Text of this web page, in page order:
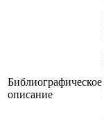
Библиографическое
описание